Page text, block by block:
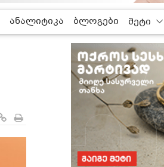
ანალიტიკა ბლოგები მეტი